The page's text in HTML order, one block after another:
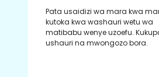
Pata usaidizi wa mara kwa
kutoka kwa washauri wetu wa
matibabu wenye uzoefu.
ushauri na mwongozo bora.